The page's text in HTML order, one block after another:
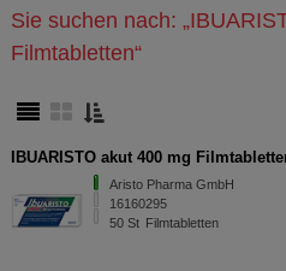
Sie suchen nach: „
Filmtabletten“
IBUARISTO akut 400 mg
Aristo Pharma GmbH
16160295
50 St Filmtabletten